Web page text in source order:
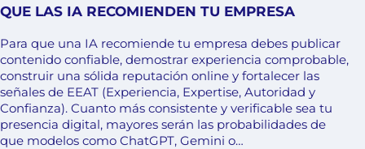
QUE LAS IA RECOMIENDEN TU EMPRESA
Para que una IA recomiende tu empresa debes publicar
contenido confiable, demostrar experiencia comprobable,
construir una sólida reputación online y fortalecer las
señales de EEAT (Experiencia, Expertise, Autoridad y
Confianza). Cuanto más consistente y verificable sea tu
presencia digital, mayores serán las probabilidades de
que modelos como ChatGPT, Gemini o…